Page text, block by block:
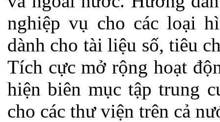
nghiệp vụ cho các loại
dành cho tài liệu số, tiêu
Tích cực mở rộng hoạt
hiện biên mục tập trung
cho các thư viện trên cả